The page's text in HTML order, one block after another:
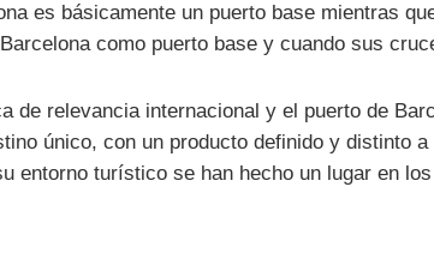
es básicamente un puerto base mientras
como puerto base y cuando sus
de relevancia internacional y el puerto de
único, con un producto definido y
entorno turístico se han hecho un lugar en